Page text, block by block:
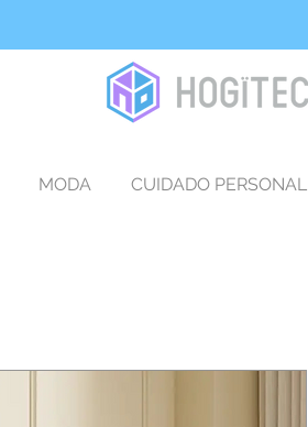
MODA CUIDADO PERSONAL